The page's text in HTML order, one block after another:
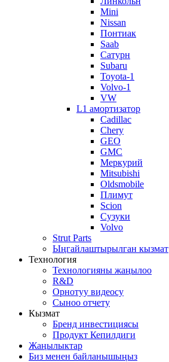
Mini
Nissan
Понтиак
Saab
Сатурн
Subaru
Toyota-1
Volvo-1
VW
L1 амортизатор
Cadillac
Chery
GEO
GMC
Меркурий
Mitsubishi
Oldsmobile
Плимут
Scion
Сузуки
Volvo
Strut Parts
Ыңгайлаштырылган кызмат
Технология
Технологияны жаңылоо
R&D
Орнотуу видеосу
Сыноо отчету
Кызмат
Бренд инвестициясы
Продукт Кепилдиги
Жаңылыктар
Биз менен байланышыңыз